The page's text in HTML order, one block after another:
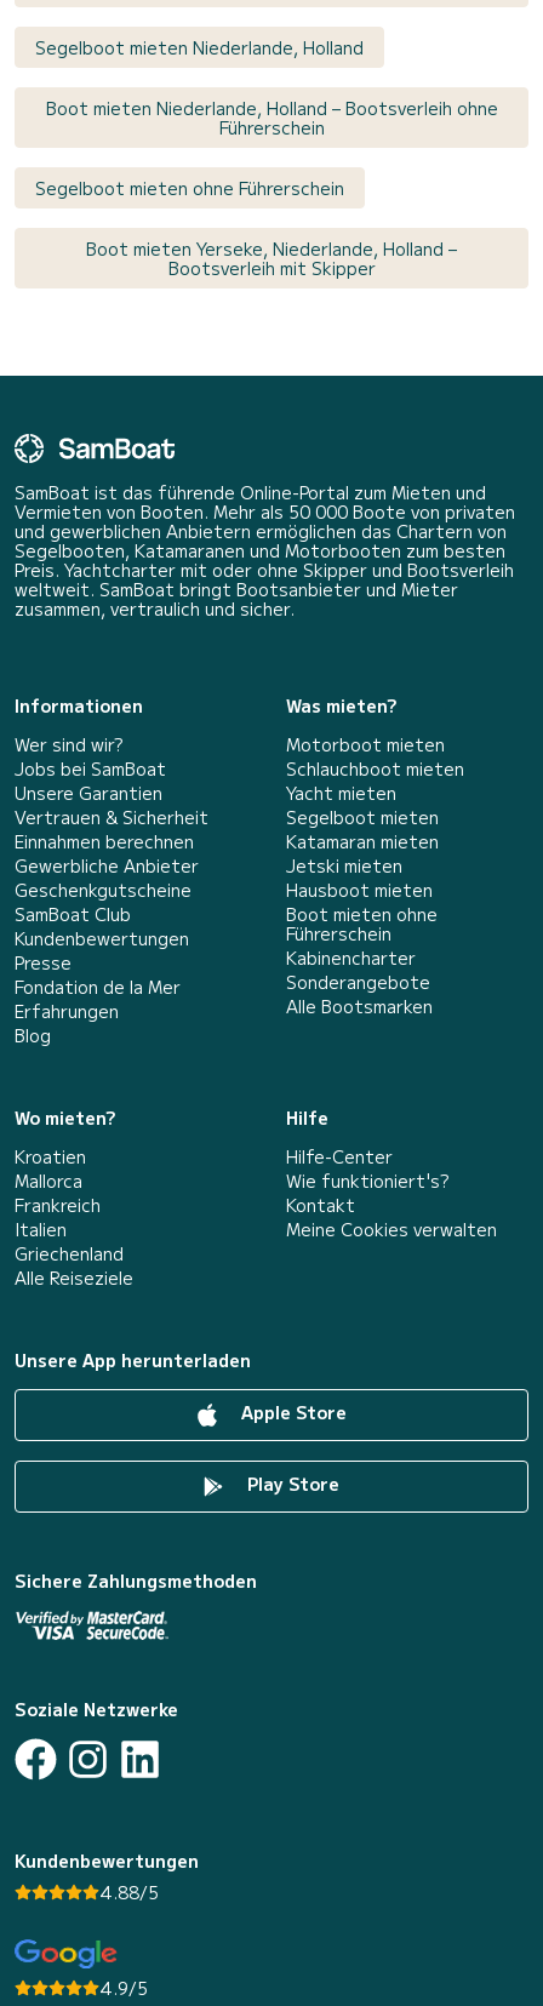
Segelboot mieten Niederlande, Holland
Boot mieten Niederlande, Holland – Bootsverleih ohne
Führerschein
Segelboot mieten ohne Führerschein
Boot mieten Yerseke, Niederlande, Holland –
Bootsverleih mit Skipper
SamBoat ist das führende Online-Portal zum Mieten und
Vermieten von Booten. Mehr als 50 000 Boote von privaten
und gewerblichen Anbietern ermöglichen das Chartern von
Segelbooten, Katamaranen und Motorbooten zum besten
Preis. Yachtcharter mit oder ohne Skipper und Bootsverleih
weltweit. SamBoat bringt Bootsanbieter und Mieter
zusammen, vertraulich und sicher.
Informationen
Wer sind wir?
Jobs bei SamBoat
Unsere Garantien
Vertrauen & Sicherheit
Einnahmen berechnen
Gewerbliche Anbieter
Geschenkgutscheine
SamBoat Club
Kundenbewertungen
Presse
Fondation de la Mer
Erfahrungen
Blog
Was mieten?
Motorboot mieten
Schlauchboot mieten
Yacht mieten
Segelboot mieten
Katamaran mieten
Jetski mieten
Hausboot mieten
Boot mieten ohne
Führerschein
Kabinencharter
Sonderangebote
Alle Bootsmarken
Wo mieten?
Kroatien
Mallorca
Frankreich
Italien
Griechenland
Alle Reiseziele
Hilfe
Hilfe-Center
Wie funktioniert's?
Kontakt
Meine Cookies verwalten
Unsere App herunterladen
Apple Store
Play Store
Sichere Zahlungsmethoden
Soziale Netzwerke
Kundenbewertungen
4.88/5
4.9/5